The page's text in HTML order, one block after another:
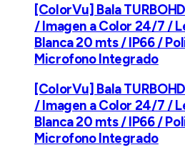
[ColorVu] Bala
/ Imagen a Color 24/7 /
Blanca 20 mts / IP66 /
Microfono Integrado
[ColorVu] Bala
/ Imagen a Color 24/7 /
Blanca 20 mts / IP66 /
Microfono Integrado